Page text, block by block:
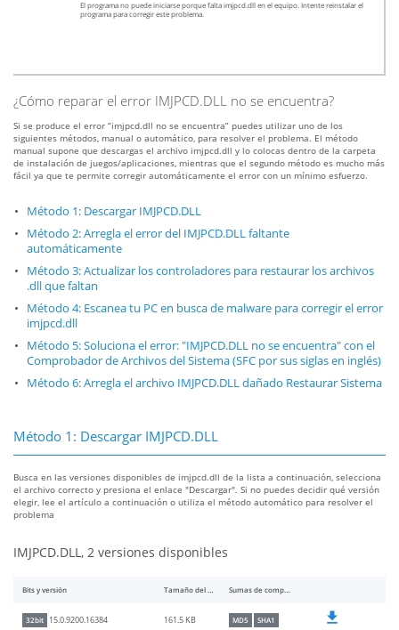
El programa no puede iniciarse porque falta imjpcd.dll en el equipo. Intente reinstalar el
programa para corregir este problema.
¿Cómo reparar el error IMJPCD.DLL no se encuentra?
Si se produce el error “imjpcd.dll no se encuentra” puedes utilizar uno de los
siguientes métodos, manual o automático, para resolver el problema. El método
manual supone que descargas el archivo imjpcd.dll y lo colocas dentro de la carpeta
de instalación de juegos/aplicaciones, mientras que el segundo método es mucho más
fácil ya que te permite corregir automáticamente el error con un mínimo esfuerzo.
Método 1: Descargar IMJPCD.DLL
Método 2: Arregla el error del IMJPCD.DLL faltante
automáticamente
Método 3: Actualizar los controladores para restaurar los archivos
.dll que faltan
Método 4: Escanea tu PC en busca de malware para corregir el error
imjpcd.dll
Método 5: Soluciona el error: "IMJPCD.DLL no se encuentra" con el
Comprobador de Archivos del Sistema (SFC por sus siglas en inglés)
Método 6: Arregla el archivo IMJPCD.DLL dañado Restaurar Sistema
Método 1: Descargar IMJPCD.DLL
Busca en las versiones disponibles de imjpcd.dll de la lista a continuación, selecciona
el archivo correcto y presiona el enlace "Descargar". Si no puedes decidir qué versión
elegir, lee el artículo a continuación o utiliza el método automático para resolver el
problema
IMJPCD.DLL, 2 versiones disponibles
Bits y versión Tamaño del archivo Sumas de comprobación
32bit 15.0.9200.16384 161.5 KB MD5 SHA1